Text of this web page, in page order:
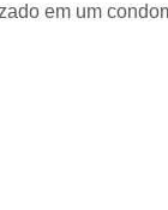
em um